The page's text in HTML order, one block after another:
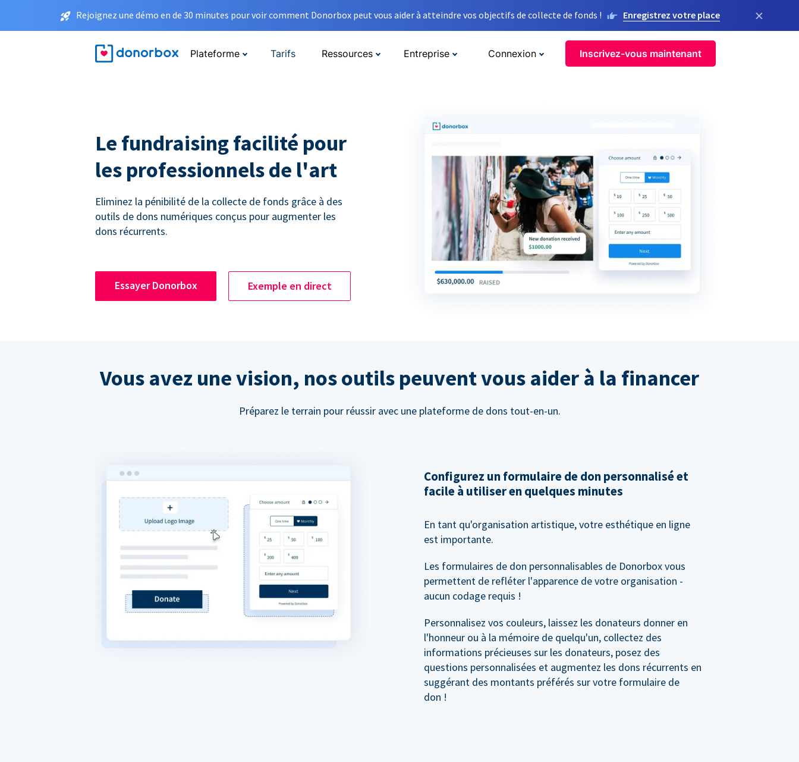
Rejoignez une démo en de 30 minutes pour voir comment Donorbox peut vous aider à atteindre vos objectifs de collecte de fonds ! Enregistrez votre place ×
Plateforme Tarifs Ressources Entreprise Connexion Inscrivez-vous maintenant
Le fundraising facilité pour
les professionnels de l'art
Eliminez la pénibilité de la collecte de fonds grâce à des
outils de dons numériques conçus pour augmenter les
dons récurrents.
Essayer Donorbox Exemple en direct
Vous avez une vision, nos outils peuvent vous aider à la financer
Préparez le terrain pour réussir avec une plateforme de dons tout-en-un.
Configurez un formulaire de don personnalisé et
facile à utiliser en quelques minutes
En tant qu'organisation artistique, votre esthétique en ligne
est importante.
Les formulaires de don personnalisables de Donorbox vous
permettent de refléter l'apparence de votre organisation -
aucun codage requis !
Personnalisez vos couleurs, laissez les donateurs donner en
l'honneur ou à la mémoire de quelqu'un, collectez des
informations précieuses sur les donateurs, posez des
questions personnalisées et augmentez les dons récurrents en
suggérant des montants préférés sur votre formulaire de
don !